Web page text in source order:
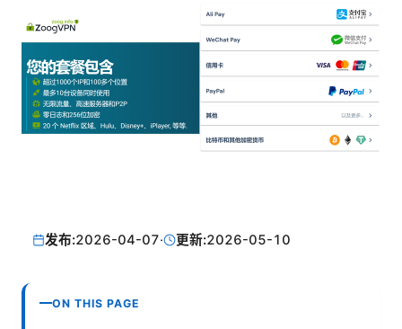
发布:2026-04-07· 更新:2026-05-10
ON THIS PAGE